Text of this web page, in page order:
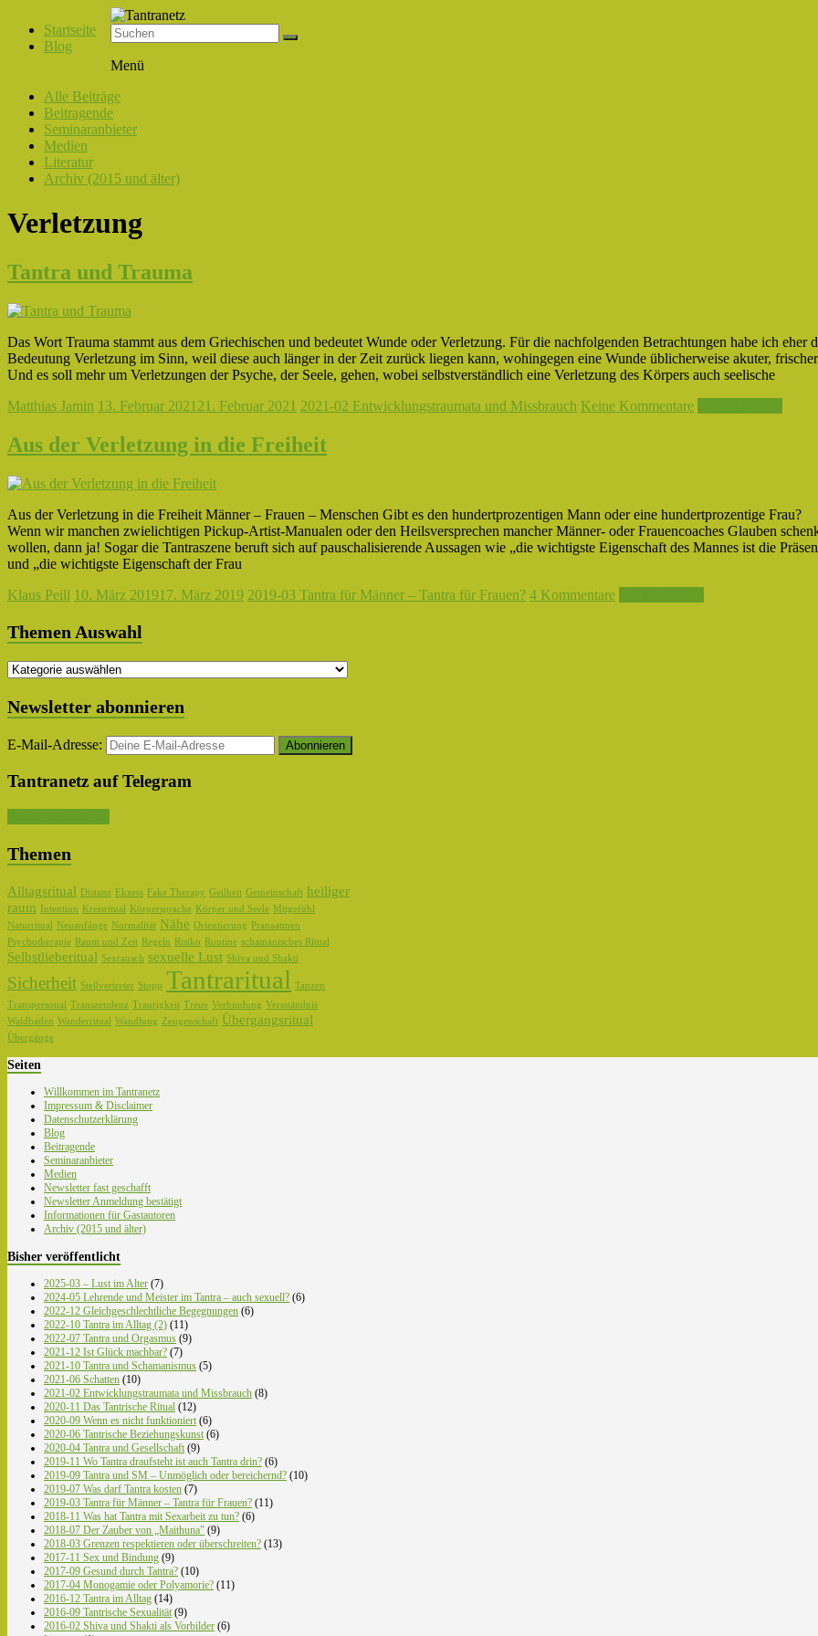
Startseite
Blog
Tantranetz
Liebe,
Eros
Tantra
Menü
Alle Beiträge
Beitragende
Seminaranbieter
Medien
Literatur
Archiv (2015 und älter)
Verletzung
Tantra und Trauma
Das Wort Trauma stammt aus dem Griechischen und bedeutet Wunde oder Verletzung. Für die nachfolgenden Betrachtungen habe ich eher
Bedeutung Verletzung im Sinn, weil diese auch länger in der Zeit zurück liegen kann, wohingegen eine Wunde üblicherweise akuter,
Und es soll mehr um Verletzungen der Psyche, der Seele, gehen, wobei selbstverständlich eine Verletzung des Körpers auch seelische
Matthias Jamin 13. Februar 2021 21. Februar 2021 2021-02 Entwicklungstraumata und Missbrauch Keine Kommentare
Aus der Verletzung in die Freiheit
Aus der Verletzung in die Freiheit Männer – Frauen – Menschen Gibt es den hundertprozentigen Mann oder eine hundertprozentige Frau?
Wenn wir manchen zwielichtigen Pickup-Artist-Manualen oder den Heilsversprechen mancher Männer- oder Frauencoaches Glauben
wollen, dann ja! Sogar die Tantraszene beruft sich auf pauschalisierende Aussagen wie „die wichtigste Eigenschaft des Mannes ist die
und „die wichtigste Eigenschaft der Frau
Klaus Peill 10. März 201917. März 2019 2019-03 Tantra für Männer – Tantra für Frauen? 4 Kommentare
Themen Auswahl
Themen
Newsletter abonnieren
E-Mail-Adresse:
Tantranetz auf Telegram
Themen
Alltagsritual Distanz Ekzess Fake Therapy Geilheit Gemeinschaft heiliger
raum
Intention Kreisritual Körpersprache Körper und Seele Mitgefühl
Naturritual
Neuanfänge Normalität Nähe Orientierung
Pranaatmen
Psychotherapie Raum und Zeit Regeln Risiko Routine schamanisches Ritual
Selbstlieberitual Sexrausch sexuelle Lust Shiva und Shakti
Sicherheit Stellvertreter Stopp Tantraritual
Tanzen
Transpersonal Transzendenz Traurigkeit Treue Verbindung Versständnis
Waldbaden Wanderritual Wandlung Zeugenschaft Übergangsritual
Übergänge
Seiten
Willkommen im Tantranetz
Impressum & Disclaimer
Datenschutzerklärung
Blog
Beitragende
Seminaranbieter
Medien
Newsletter fast geschafft
Newsletter Anmeldung bestätigt
Informationen für Gastautoren
Archiv (2015 und älter)
Bisher veröffentlicht
2025-03 – Lust im Alter (7)
2024-05 Lehrende und Meister im Tantra – auch sexuell? (6)
2022-12 Gleichgeschlechtliche Begegnungen (6)
2022-10 Tantra im Alltag (2) (11)
2022-07 Tantra und Orgasmus (9)
2021-12 Ist Glück machbar? (7)
2021-10 Tantra und Schamanismus (5)
2021-06 Schatten (10)
2021-02 Entwicklungstraumata und Missbrauch (8)
2020-11 Das Tantrische Ritual (12)
2020-09 Wenn es nicht funktioniert (6)
2020-06 Tantrische Beziehungskunst (6)
2020-04 Tantra und Gesellschaft (9)
2019-11 Wo Tantra draufsteht ist auch Tantra drin? (6)
2019-09 Tantra und SM – Unmöglich oder bereichernd? (10)
2019-07 Was darf Tantra kosten (7)
2019-03 Tantra für Männer – Tantra für Frauen? (11)
2018-11 Was hat Tantra mit Sexarbeit zu tun? (6)
2018-07 Der Zauber von „Maithuna" (9)
2018-03 Grenzen respektieren oder überschreiten? (13)
2017-11 Sex und Bindung (9)
2017-09 Gesund durch Tantra? (10)
2017-04 Monogamie oder Polyamorie? (11)
2016-12 Tantra im Alltag (14)
2016-09 Tantrische Sexualität (9)
2016-02 Shiva und Shakti als Vorbilder (6)